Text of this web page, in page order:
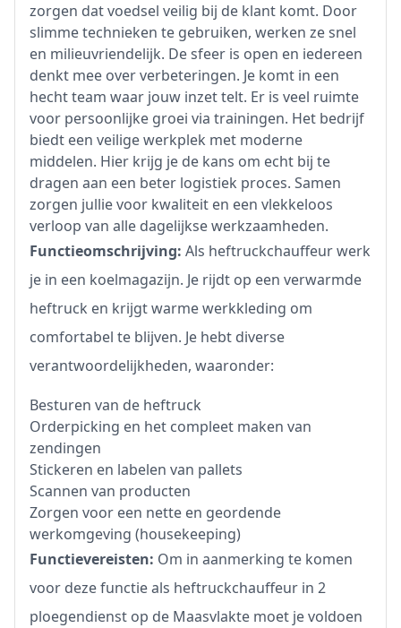
zorgen dat voedsel veilig bij de klant komt. Door
slimme technieken te gebruiken, werken ze snel
en milieuvriendelijk. De sfeer is open en iedereen
denkt mee over verbeteringen. Je komt in een
hecht team waar jouw inzet telt. Er is veel ruimte
voor persoonlijke groei via trainingen. Het bedrijf
biedt een veilige werkplek met moderne
middelen. Hier krijg je de kans om echt bij te
dragen aan een beter logistiek proces. Samen
zorgen jullie voor kwaliteit en een vlekkeloos
verloop van alle dagelijkse werkzaamheden.
Functieomschrijving: Als heftruckchauffeur werk
je in een koelmagazijn. Je rijdt op een verwarmde
heftruck en krijgt warme werkkleding om
comfortabel te blijven. Je hebt diverse
verantwoordelijkheden, waaronder:
Besturen van de heftruck
Orderpicking en het compleet maken van
zendingen
Stickeren en labelen van pallets
Scannen van producten
Zorgen voor een nette en geordende
werkomgeving (housekeeping)
Functievereisten: Om in aanmerking te komen
voor deze functie als heftruckchauffeur in 2
ploegendienst op de Maasvlakte moet je voldoen